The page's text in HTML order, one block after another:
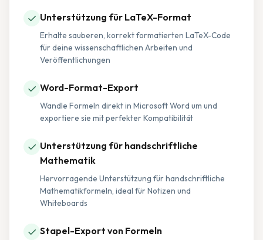
✓ Unterstützung für LaTeX-Format
Erhalte sauberen, korrekt formatierten LaTeX-Code
für deine wissenschaftlichen Arbeiten und
Veröffentlichungen
✓ Word-Format-Export
Wandle Formeln direkt in Microsoft Word um und
exportiere sie mit perfekter Kompatibilität
✓ Unterstützung für handschriftliche
Mathematik
Hervorragende Unterstützung für handschriftliche
Mathematikformeln, ideal für Notizen und
Whiteboards
✓ Stapel-Export von Formeln